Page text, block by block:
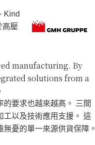
Kind
高壓
manufacturing. By
solutions from a
要求也越來越高。 三間
工以及技術應用支援。 這
憂的單一來源供貨保障。